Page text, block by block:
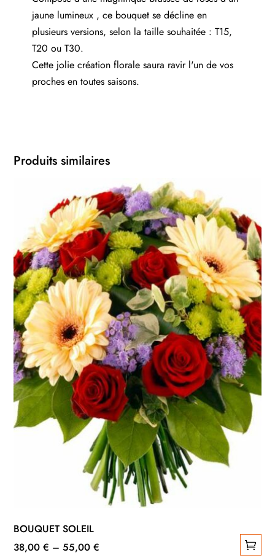
jaune lumineux , ce bouquet se décline en
plusieurs versions, selon la taille souhaitée : T15,
T20 ou T30.
Cette jolie création florale saura ravir l'un de vos
proches en toutes saisons.
Produits similaires
BOUQUET SOLEIL
38,00€ –55,00€